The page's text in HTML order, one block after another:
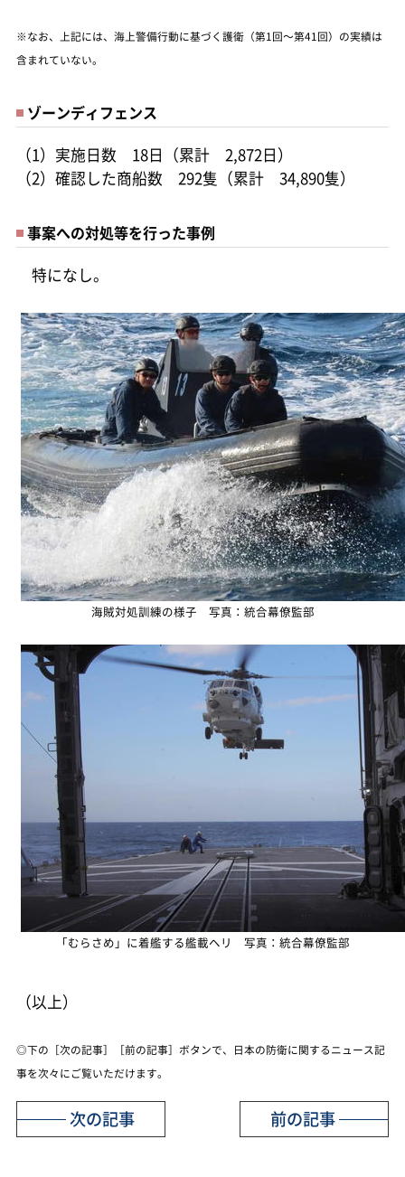
※なお、上記には、海上警備行動に基づく護衛（第1回～第41回）の実績は
含まれていない。
ゾーンディフェンス
（1）実施日数 18日（累計 2,872日）
（2）確認した商船数 292隻（累計 34,890隻）
事案への対処等を行った事例
特になし。
海賊対処訓練の様子 写真：統合幕僚監部
「むらさめ」に着艦する艦載ヘリ 写真：統合幕僚監部
（以上）
◎下の［次の記事］［前の記事］ボタンで、日本の防衛に関するニュース記
事を次々にご覧いただけます。
前の記事
次の記事